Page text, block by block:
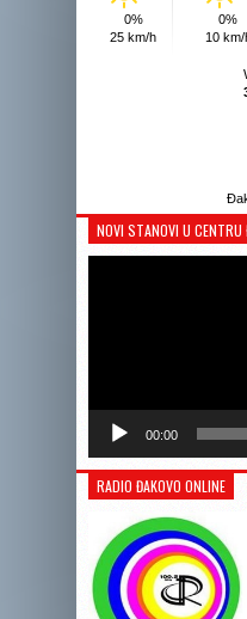
0%
25 km/h
0%
10 km/
NOVI STANOVI U CENTRU
00:00
RADIO ĐAKOVO ONLINE